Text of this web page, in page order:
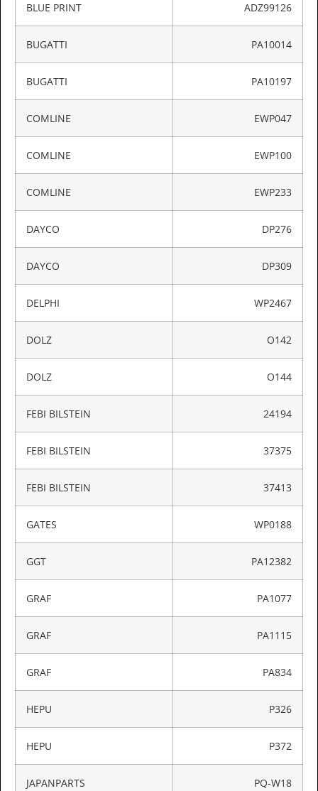
BLUE PRINT ADZ99126
BUGATTI PA10014
BUGATTI PA10197
COMLINE EWP047
COMLINE EWP100
COMLINE EWP233
DAYCO DP276
DAYCO DP309
DELPHI WP2467
DOLZ O142
DOLZ O144
FEBI BILSTEIN 24194
FEBI BILSTEIN 37375
FEBI BILSTEIN 37413
GATES WP0188
GGT PA12382
GRAF PA1077
GRAF PA1115
GRAF PA834
HEPU P326
HEPU P372
JAPANPARTS PQ-W18